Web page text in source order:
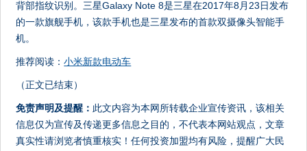
背部指纹识别。三星Galaxy Note 8是三星在2017年8月23日发布
的一款旗舰手机，该款手机也是三星发布的首款双摄像头智能手
机。
推荐阅读：小米新款电动车
（正文已结束）
免责声明及提醒： 此文内容为本网所转载企业宣传资讯，该相关
信息仅为宣传及传递更多信息之目的，不代表本网站观点，文章
真实性请浏览者慎重核实！任何投资加盟均有风险，提醒广大民